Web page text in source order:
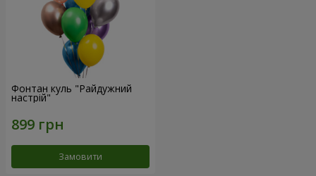
Фонтан куль "Райдужний
настрій"
Замовити